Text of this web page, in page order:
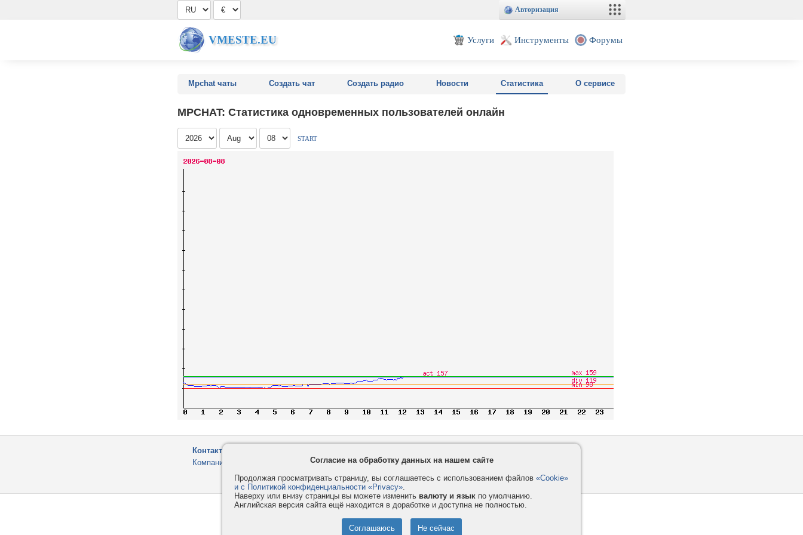
Авторизация
VMESTE.EU Услуги Инструменты Форумы
Mpchat чаты Создать чат Создать радио Новости Статистика О сервисе
MPCHAT: Статистика одновременных пользователей онлайн
START
Контакты
Компания
Правила и условия
Как оплатить
© 2008-2026VMESTE.EU- Все права защищены.
Согласие на обработку данных на нашем сайте
Продолжая просматривать страницу, вы соглашаетесь с использованием файлов «Cookie»
и с Политикой конфиденциальности «Privacy».
Наверху или внизу страницы вы можете изменить валюту и язык по умолчанию.
Английская версия сайта ещё находится в доработке и доступна не полностью.